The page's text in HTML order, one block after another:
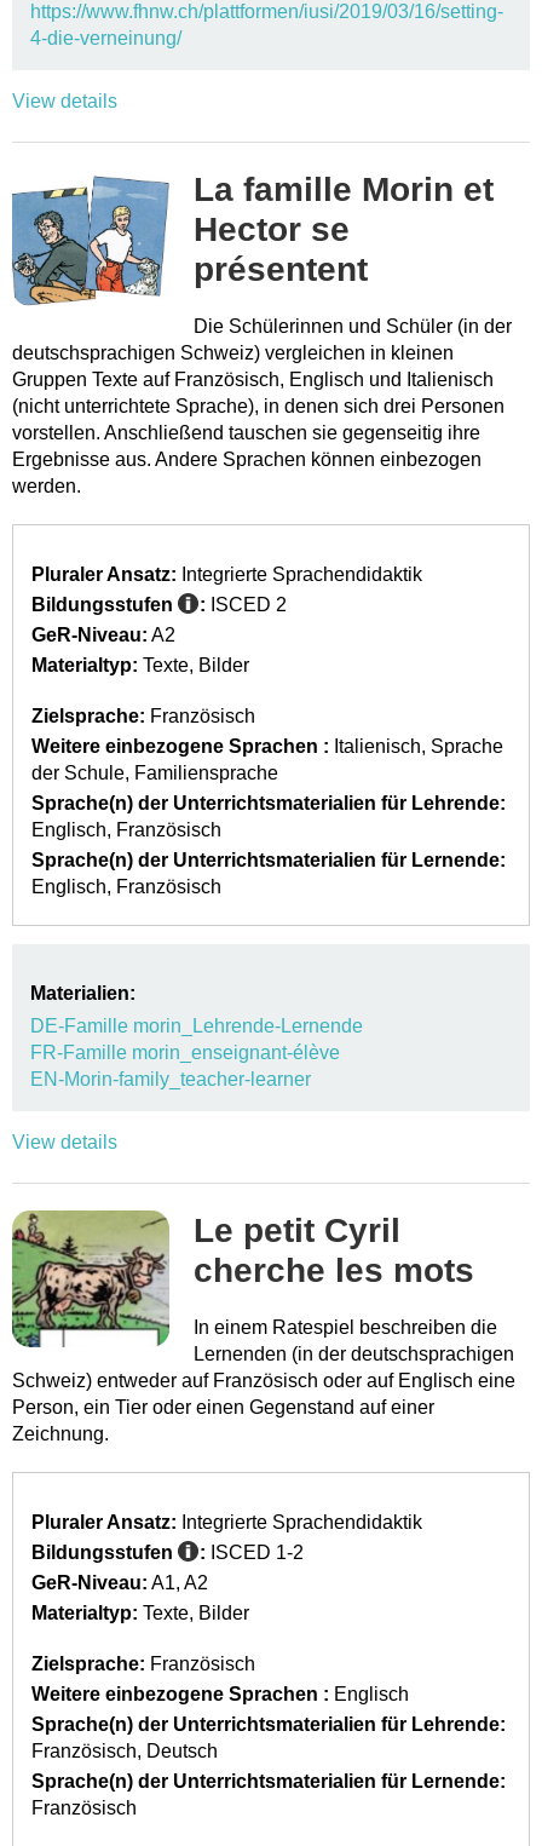
https://www.fhnw.ch/plattformen/iusi/2019/03/16/setting-
4-die-verneinung/
View details
La famille Morin et
Hector se
présentent
Die Schülerinnen und Schüler (in der
deutschsprachigen Schweiz) vergleichen in kleinen
Gruppen Texte auf Französisch, Englisch und Italienisch
(nicht unterrichtete Sprache), in denen sich drei Personen
vorstellen. Anschließend tauschen sie gegenseitig ihre
Ergebnisse aus. Andere Sprachen können einbezogen
werden.
Pluraler Ansatz: Integrierte Sprachendidaktik
Bildungsstufen
: ISCED 2
GeR-Niveau: A2
Materialtyp: Texte Bilder
Zielsprache: Französisch
Weitere einbezogene Sprachen : Italienisch Sprache
der Schule Familiensprache
Sprache(n) der Unterrichtsmaterialien für Lehrende:
Englisch
Französisch
Sprache(n) der Unterrichtsmaterialien für Lernende:
Englisch
Französisch
Materialien:
DE-Famille morin_Lehrende-Lernende
FR-Famille morin_enseignant-élève
EN-Morin-family_teacher-learner
View details
Le petit Cyril
cherche les mots
In einem Ratespiel beschreiben die
Lernenden (in der deutschsprachigen
Schweiz) entweder auf Französisch oder auf Englisch eine
Person, ein Tier oder einen Gegenstand auf einer
Zeichnung.
Pluraler Ansatz: Integrierte Sprachendidaktik
Bildungsstufen
: ISCED 1-2
GeR-Niveau: A1 A2
Materialtyp: Texte Bilder
Zielsprache: Französisch
Weitere einbezogene Sprachen : Englisch
Sprache(n) der Unterrichtsmaterialien für Lehrende:
Französisch
Deutsch
Sprache(n) der Unterrichtsmaterialien für Lernende:
Französisch